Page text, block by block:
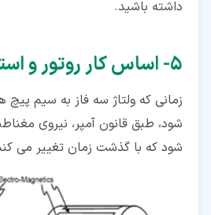
داشته باشید.
۵‏- اساس کار روتور و استاتور
زمانی که ولتاژ سه فاز به سیم پیچ
شود، طبق قانون آمپر، نیروی
شود که با گذشت زمان تغییر می